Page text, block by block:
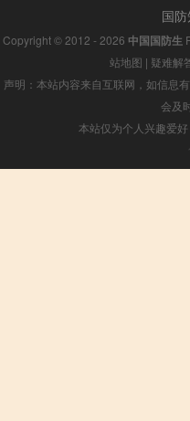
国
Copyright © 2012 - 2026 中国国防生
站地图 | 疑难解
声明：本站内容来自互联网，如信息
会及
本站仅为个人兴趣爱